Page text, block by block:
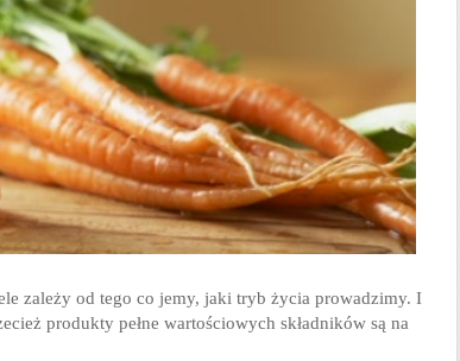
zależy od tego co jemy, jaki tryb życia prowadzimy. I
produkty pełne wartościowych składników są na